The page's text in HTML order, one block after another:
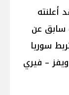
أعلنته
سابق عن
سوريا
– فيري